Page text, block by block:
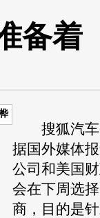
备着
搜狐汽车
据国外媒体
公司和美国
会在下周选
商，目的是